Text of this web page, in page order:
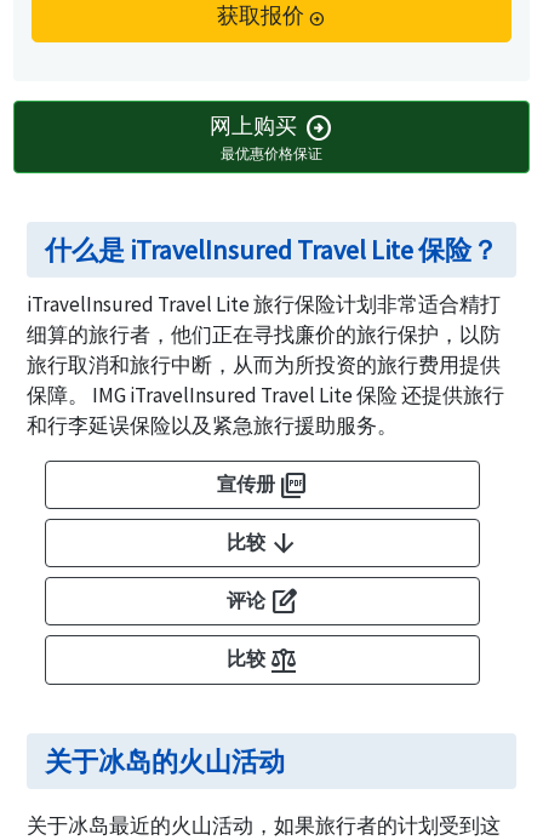
获取报价 arrow_circle_right
网上购买 arrow_circle_right
最优惠价格保证
什么是 iTravelInsured Travel Lite 保险？
iTravelInsured Travel Lite 旅行保险计划非常适合精打
细算的旅行者，他们正在寻找廉价的旅行保护，以防
旅行取消和旅行中断，从而为所投资的旅行费用提供
保障。 IMG iTravelInsured Travel Lite 保险 还提供旅行
和行李延误保险以及紧急旅行援助服务。
宣传册 picture_as_pdf
比较 arrow_downward
评论 edit_square
比较 balance
关于冰岛的火山活动
关于冰岛最近的火山活动，如果旅行者的计划受到这